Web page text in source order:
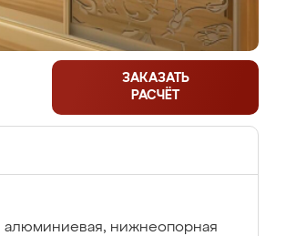
ЗАКАЗАТЬ
РАСЧЁТ
алюминиевая, нижнеопорная